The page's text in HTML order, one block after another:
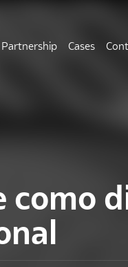
Partnership Cases
como